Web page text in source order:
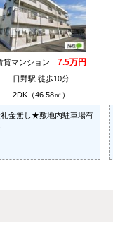
貸マンション 7.5万円
日野駅 徒歩10分
2DK（46.58㎡）
金無し★敷地内駐車場有